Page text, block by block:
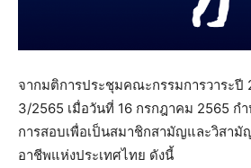
จากมติการประชุมคณะกรรมการวาระปี
3/2565 เมื่อวันที่ 16 กรกฎาคม 2565 ก
การสอบเพื่อเป็นสมาชิกสามัญและวิสา
อาชีพแห่งประเทศไทย ดังนี้